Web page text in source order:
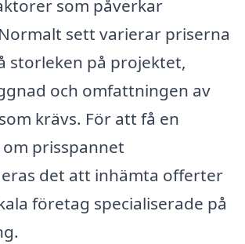
som påverkar
sett varierar priserna
storleken på projektet,
och omfattningen av
krävs. För att få en
prisspannet
det att inhämta offerter
företag specialiserade på